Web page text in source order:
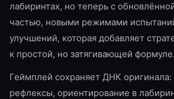
лабиринтах, но теперь с
частью, новыми режимами
улучшений, которая добавляет
к простой, но затягивающей формуле.
Геймплей сохраняет ДНК
рефлексы, ориентирование в